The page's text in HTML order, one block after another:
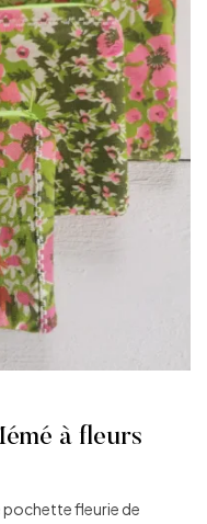
à fleurs
pochette fleurie de